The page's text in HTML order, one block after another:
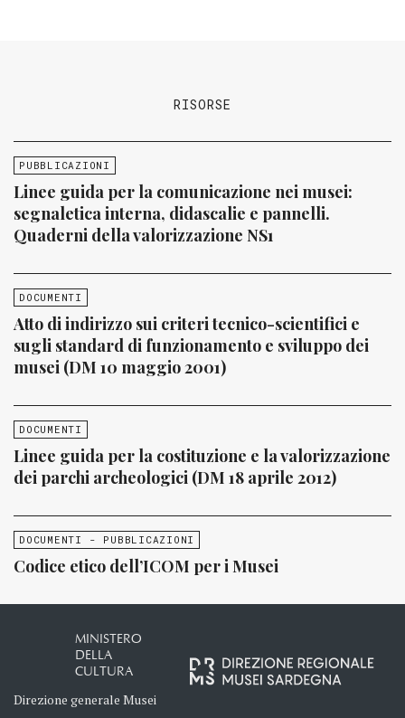
RISORSE
PUBBLICAZIONI
Linee guida per la comunicazione nei musei:
segnaletica interna, didascalie e pannelli.
Quaderni della valorizzazione NS1
DOCUMENTI
Atto di indirizzo sui criteri tecnico-scientifici e
sugli standard di funzionamento e sviluppo dei
musei (DM 10 maggio 2001)
DOCUMENTI
Linee guida per la costituzione e la valorizzazione
dei parchi archeologici (DM 18 aprile 2012)
DOCUMENTI - PUBBLICAZIONI
Codice etico dell’ICOM per i Musei
MINISTERO
DELLA
CULTURA
Direzione generale Musei